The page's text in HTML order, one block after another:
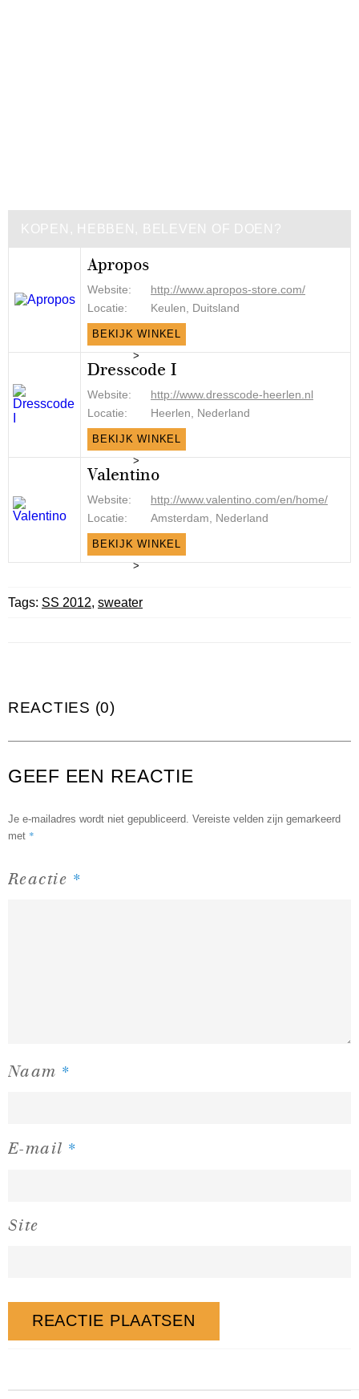
KOPEN, HEBBEN, BELEVEN OF DOEN?
Apropos
Website:
http://www.apropos-store.com/
Locatie:
Keulen, Duitsland
BEKIJK WINKEL
>
Dresscode I
Website:
http://www.dresscode-heerlen.nl
Locatie:
Heerlen, Nederland
BEKIJK WINKEL
>
Valentino
Website:
http://www.valentino.com/en/home/
Locatie:
Amsterdam, Nederland
BEKIJK WINKEL
>
Tags: SS 2012, sweater
REACTIES (0)
GEEF EEN REACTIE
Je e-mailadres wordt niet gepubliceerd. Vereiste velden zijn gemarkeerd
met *
Reactie *
Naam *
E-mail *
Site